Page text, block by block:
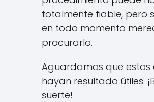
totalmente fiable, pero
en todo momento
procurarlo.
Aguardamos que estos
hayan resultado útiles.
suerte!